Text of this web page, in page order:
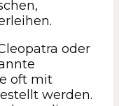
oder
oft mit
werden.